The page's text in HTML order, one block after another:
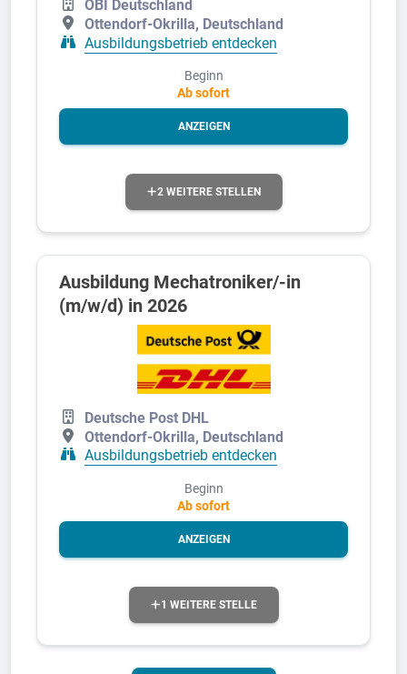
OBI Deutschland
Ottendorf-Okrilla, Deutschland
Ausbildungsbetrieb entdecken
Beginn
Ab sofort
ANZEIGEN
2 WEITERE STELLEN
Ausbildung Mechatroniker/-in
(m/w/d) in 2026
Deutsche Post DHL
Ottendorf-Okrilla, Deutschland
Ausbildungsbetrieb entdecken
Beginn
Ab sofort
ANZEIGEN
1 WEITERE STELLE